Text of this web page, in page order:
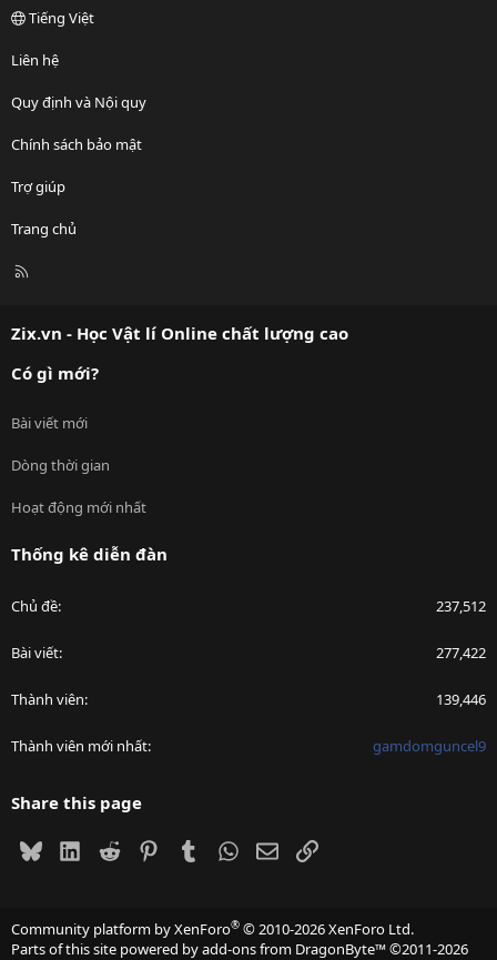
Tiếng Việt
Liên hệ
Quy định và Nội quy
Chính sách bảo mật
Trợ giúp
Trang chủ
R
Zix.vn - Học Vật lí Online chất lượng cao
Có gì mới?
Bài viết mới
Dòng thời gian
Hoạt động mới nhất
Thống kê diễn đàn
Chủ đề 237,512
Bài viết 277,422
Thành viên 139,446
Thành viên mới nhất gamdomguncel9
Share this page
BlueskyLinkedIn
Reddit PinterestTumblrWhatsApp
EmailLink
Community platform by XenForo® © 2010-2026 XenForo Ltd.
Parts of this site powered byadd-ons from DragonByte™©2011-2026